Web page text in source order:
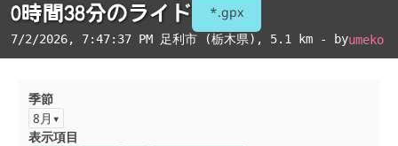
0時間38分のライド *.gpx
7/2/2026, 7:47:37 PM 足利市 (栃木県) , 5.1 km - byumeko
季節
8月
表示項目